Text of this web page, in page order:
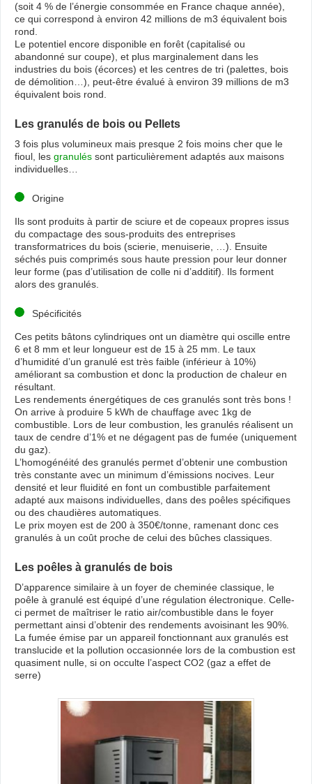
(soit 4 % de l’énergie consommée en France chaque année),
ce qui correspond à environ 42 millions de m3 équivalent bois
rond.
Le potentiel encore disponible en forêt (capitalisé ou
abandonné sur coupe), et plus marginalement dans les
industries du bois (écorces) et les centres de tri (palettes, bois
de démolition…), peut-être évalué à environ 39 millions de m3
équivalent bois rond.
Les granulés de bois ou Pellets
3 fois plus volumineux mais presque 2 fois moins cher que le
fioul, les granulés sont particulièrement adaptés aux maisons
individuelles…
Origine
Ils sont produits à partir de sciure et de copeaux propres issus
du compactage des sous-produits des entreprises
transformatrices du bois (scierie, menuiserie, …). Ensuite
séchés puis comprimés sous haute pression pour leur donner
leur forme (pas d’utilisation de colle ni d’additif). Ils forment
alors des granulés.
Spécificités
Ces petits bâtons cylindriques ont un diamètre qui oscille entre
6 et 8 mm et leur longueur est de 15 à 25 mm. Le taux
d’humidité d’un granulé est très faible (inférieur à 10%)
améliorant sa combustion et donc la production de chaleur en
résultant.
Les rendements énergétiques de ces granulés sont très bons !
On arrive à produire 5 kWh de chauffage avec 1kg de
combustible. Lors de leur combustion, les granulés réalisent un
taux de cendre d’1% et ne dégagent pas de fumée (uniquement
du gaz).
L’homogénéité des granulés permet d’obtenir une combustion
très constante avec un minimum d’émissions nocives. Leur
densité et leur fluidité en font un combustible parfaitement
adapté aux maisons individuelles, dans des poêles spécifiques
ou des chaudières automatiques.
Le prix moyen est de 200 à 350€/tonne, ramenant donc ces
granulés à un coût proche de celui des bûches classiques.
Les poêles à granulés de bois
D’apparence similaire à un foyer de cheminée classique, le
poêle à granulé est équipé d’une régulation électronique. Celle-
ci permet de maîtriser le ratio air/combustible dans le foyer
permettant ainsi d’obtenir des rendements avoisinant les 90%.
La fumée émise par un appareil fonctionnant aux granulés est
translucide et la pollution occasionnée lors de la combustion est
quasiment nulle, si on occulte l’aspect CO2 (gaz a effet de
serre)